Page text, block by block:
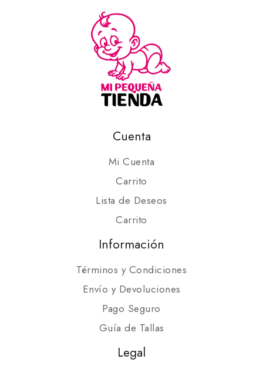
Cuenta
Mi Cuenta
Carrito
Lista de Deseos
Carrito
Información
Términos y Condiciones
Envío y Devoluciones
Pago Seguro
Guía de Tallas
Legal